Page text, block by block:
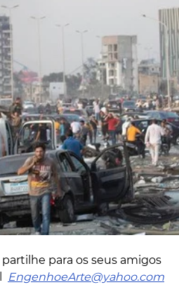
partilhe para os seus amigos
EngenhoeArte@yahoo.com